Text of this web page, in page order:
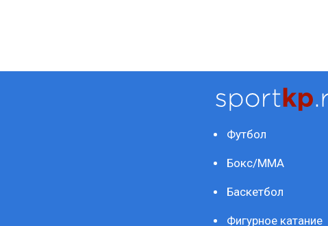
Футбол
Бокс/ММА
Баскетбол
Фигурное катание